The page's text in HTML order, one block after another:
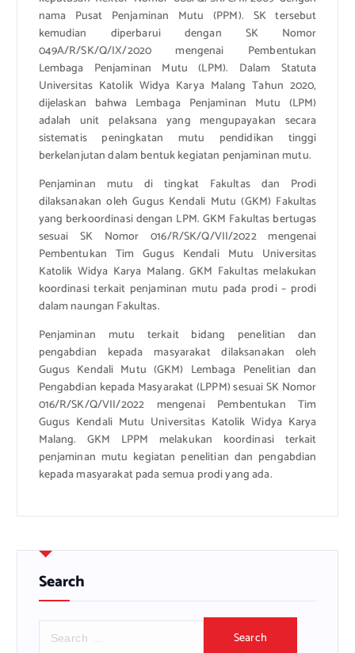
nama Pusat Penjaminan Mutu (PPM). SK tersebut
kemudian diperbarui dengan SK Nomor
049A/R/SK/Q/IX/2020 mengenai Pembentukan
Lembaga Penjaminan Mutu (LPM). Dalam Statuta
Universitas Katolik Widya Karya Malang Tahun 2020,
dijelaskan bahwa Lembaga Penjaminan Mutu (LPM)
adalah unit pelaksana yang mengupayakan secara
sistematis peningkatan mutu pendidikan tinggi
berkelanjutan dalam bentuk kegiatan penjaminan mutu.
Penjaminan mutu di tingkat Fakultas dan Prodi
dilaksanakan oleh Gugus Kendali Mutu (GKM) Fakultas
yang berkoordinasi dengan LPM. GKM Fakultas bertugas
sesuai SK Nomor 016/R/SK/Q/VII/2022 mengenai
Pembentukan Tim Gugus Kendali Mutu Universitas
Katolik Widya Karya Malang. GKM Fakultas melakukan
koordinasi terkait penjaminan mutu pada prodi – prodi
dalam naungan Fakultas.
Penjaminan mutu terkait bidang penelitian dan
pengabdian kepada masyarakat dilaksanakan oleh
Gugus Kendali Mutu (GKM) Lembaga Penelitian dan
Pengabdian kepada Masyarakat (LPPM) sesuai SK Nomor
016/R/SK/Q/VII/2022 mengenai Pembentukan Tim
Gugus Kendali Mutu Universitas Katolik Widya Karya
Malang. GKM LPPM melakukan koordinasi terkait
penjaminan mutu kegiatan penelitian dan pengabdian
kepada masyarakat pada semua prodi yang ada.
Search